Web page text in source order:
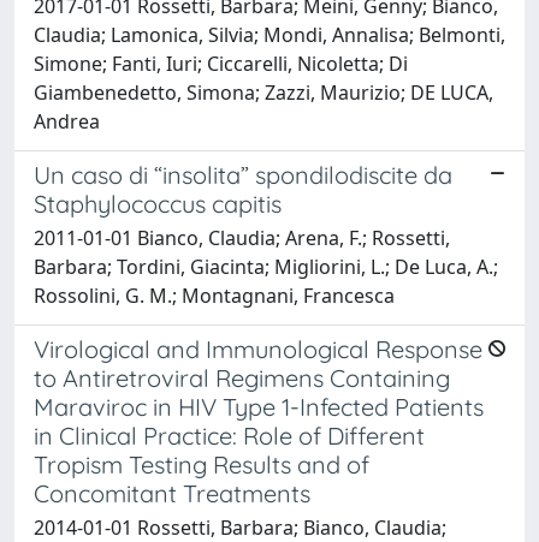
2017-01-01 Rossetti, Barbara; Meini, Genny; Bianco,
Claudia; Lamonica, Silvia; Mondi, Annalisa; Belmonti,
Simone; Fanti, Iuri; Ciccarelli, Nicoletta; Di
Giambenedetto, Simona; Zazzi, Maurizio; DE LUCA,
Andrea
Un caso di “insolita” spondilodiscite da
Staphylococcus capitis
2011-01-01 Bianco, Claudia; Arena, F.; Rossetti,
Barbara; Tordini, Giacinta; Migliorini, L.; De Luca, A.;
Rossolini, G. M.; Montagnani, Francesca
Virological and Immunological Response
to Antiretroviral Regimens Containing
Maraviroc in HIV Type 1-Infected Patients
in Clinical Practice: Role of Different
Tropism Testing Results and of
Concomitant Treatments
2014-01-01 Rossetti, Barbara; Bianco, Claudia;